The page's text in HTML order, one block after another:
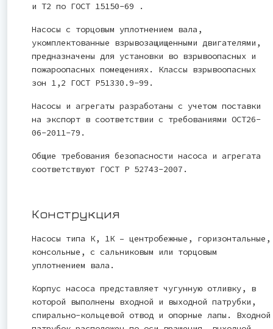
и Т2 по ГОСТ 15150-69 .
Насосы с торцовым уплотнением вала,
укомплектованные взрывозащищенными двигателями,
предназначены для установки во взрывоопасных и
пожароопасных помещениях. Классы взрывоопасных
зон 1,2 ГОСТ Р51330.9-99.
Насосы и агрегаты разработаны с учетом поставки
на экспорт в соответствии с требованиями ОСТ26-
06-2011-79.
Общие требования безопасности насоса и агрегата
соответствуют ГОСТ Р 52743-2007.
Конструкция
Насосы типа К, 1К – центробежные, горизонтальные,
консольные, с сальниковым или торцовым
уплотнением вала.
Корпус насоса представляет чугунную отливку, в
которой выполнены входной и выходной патрубки,
спирально-кольцевой отвод и опорные лапы. Входной